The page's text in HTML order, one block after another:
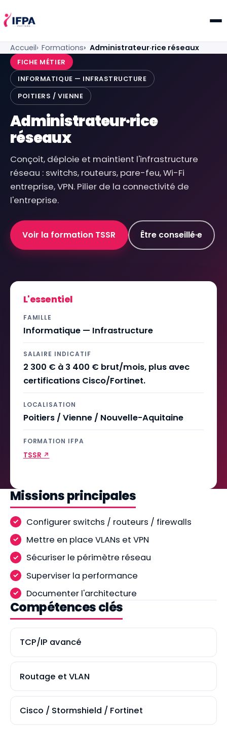
IFPA Poitiers — Centre de formation professionnelle
Accueil Formations Administrateur·rice réseaux
FICHE MÉTIER
INFORMATIQUE — INFRASTRUCTURE
POITIERS / VIENNE
Administrateur·rice
réseaux
Conçoit, déploie et maintient l'infrastructure
réseau : switchs, routeurs, pare-feu, Wi-Fi
entreprise, VPN. Pilier de la connectivité de
l'entreprise.
Voir la formation TSSR Être conseillé·e
L'essentiel
FAMILLE
Informatique — Infrastructure
SALAIRE INDICATIF
2 300 € à 3 400 € brut/mois, plus avec
certifications Cisco/Fortinet.
LOCALISATION
Poitiers / Vienne / Nouvelle-Aquitaine
FORMATION IFPA
TSSR ↗
Missions principales
Configurer switchs / routeurs / firewalls
Mettre en place VLANs et VPN
Sécuriser le périmètre réseau
Superviser la performance
Documenter l'architecture
Compétences clés
TCP/IP avancé
Routage et VLAN
Cisco / Stormshield / Fortinet